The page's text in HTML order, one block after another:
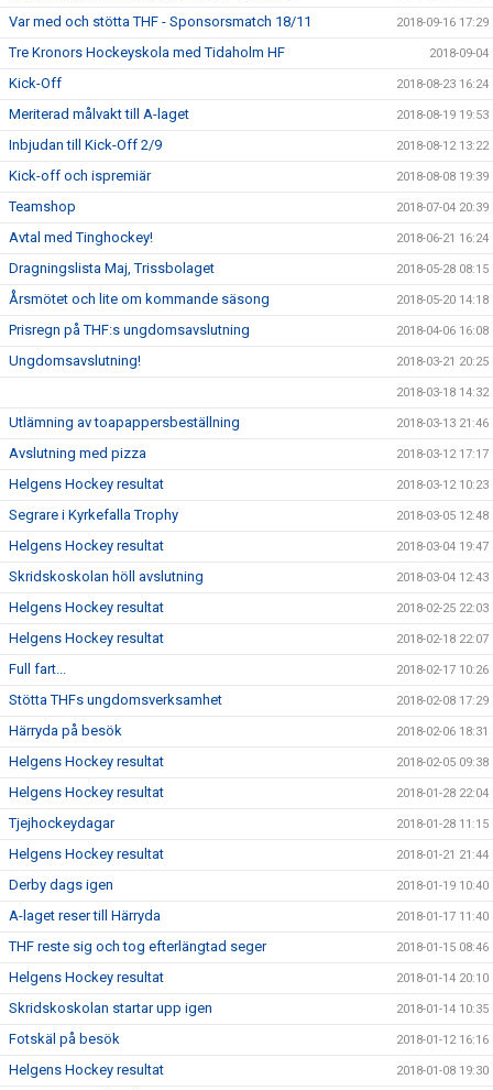
Var med och stötta THF - Sponsorsmatch 18/11 2018-09-16 17:29
Tre Kronors Hockeyskola med Tidaholm HF 2018-09-04
Kick-Off 2018-08-23 16:24
Meriterad målvakt till A-laget 2018-08-19 19:53
Inbjudan till Kick-Off 2/9 2018-08-12 13:22
Kick-off och ispremiär 2018-08-08 19:39
Teamshop 2018-07-04 20:39
Avtal med Tinghockey! 2018-06-21 16:24
Dragningslista Maj, Trissbolaget 2018-05-28 08:15
Årsmötet och lite om kommande säsong 2018-05-20 14:18
Prisregn på THF:s ungdomsavslutning 2018-04-06 16:08
Ungdomsavslutning! 2018-03-21 20:25
2018-03-18 14:32
Utlämning av toapappersbeställning 2018-03-13 21:46
Avslutning med pizza 2018-03-12 17:17
Helgens Hockey resultat 2018-03-12 10:23
Segrare i Kyrkefalla Trophy 2018-03-05 12:48
Helgens Hockey resultat 2018-03-04 19:47
Skridskoskolan höll avslutning 2018-03-04 12:43
Helgens Hockey resultat 2018-02-25 22:03
Helgens Hockey resultat 2018-02-18 22:07
Full fart... 2018-02-17 10:26
Stötta THFs ungdomsverksamhet 2018-02-08 17:29
Härryda på besök 2018-02-06 18:31
Helgens Hockey resultat 2018-02-05 09:38
Helgens Hockey resultat 2018-01-28 22:04
Tjejhockeydagar 2018-01-28 11:15
Helgens Hockey resultat 2018-01-21 21:44
Derby dags igen 2018-01-19 10:40
A-laget reser till Härryda 2018-01-17 11:40
THF reste sig och tog efterlängtad seger 2018-01-15 08:46
Helgens Hockey resultat 2018-01-14 20:10
Skridskoskolan startar upp igen 2018-01-14 10:35
Fotskäl på besök 2018-01-12 16:16
Helgens Hockey resultat 2018-01-08 19:30